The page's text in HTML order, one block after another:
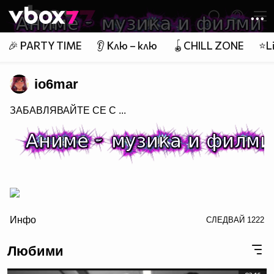
👾
🎉 PARTY TIME 👂 Клю – клю 🪀CHILL ZONE
io6mar
ЗАБАВЛЯВАЙТЕ СЕ С ...
заповядайте в Аниме - музика и филми
Инфо СЛЕДВАЙ 1222
Любими